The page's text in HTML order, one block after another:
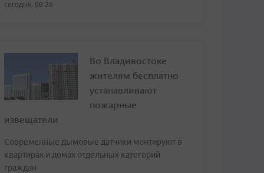
сегодня, 00:26
Во Владивостоке
жителям бесплатно
устанавливают
пожарные
извещатели
Современные дымовые датчики монтируют в
квартирах и домах отдельных категорий
граждан